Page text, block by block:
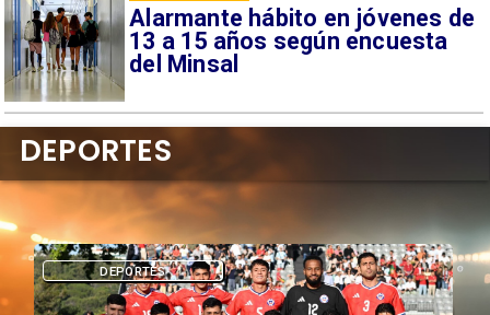
Alarmante hábito en jóvenes de
13 a 15 años según encuesta
del Minsal
DEPORTES
DEPORTES